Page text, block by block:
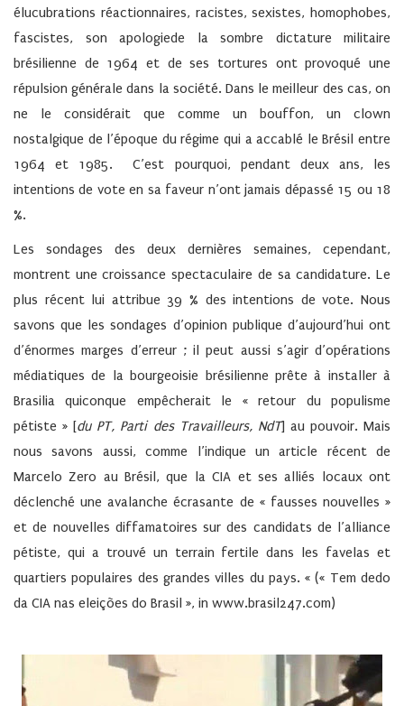
élucubrations réactionnaires, racistes, sexistes, homophobes,
fascistes, son apologiede la sombre dictature militaire
brésilienne de 1964 et de ses tortures ont provoqué une
répulsion générale dans la société. Dans le meilleur des cas, on
ne le considérait que comme un bouffon, un clown
nostalgique de l’époque du régime qui a accablé le Brésil entre
1964 et 1985. C’est pourquoi, pendant deux ans, les
intentions de vote en sa faveur n’ont jamais dépassé 15 ou 18
%.
Les sondages des deux dernières semaines, cependant,
montrent une croissance spectaculaire de sa candidature. Le
plus récent lui attribue 39 % des intentions de vote. Nous
savons que les sondages d’opinion publique d’aujourd’hui ont
d’énormes marges d’erreur ; il peut aussi s’agir d’opérations
médiatiques de la bourgeoisie brésilienne prête à installer à
Brasilia quiconque empêcherait le « retour du populisme
pétiste » [du PT, Parti des Travailleurs, NdT] au pouvoir. Mais
nous savons aussi, comme l’indique un article récent de
Marcelo Zero au Brésil, que la CIA et ses alliés locaux ont
déclenché une avalanche écrasante de « fausses nouvelles »
et de nouvelles diffamatoires sur des candidats de l’alliance
pétiste, qui a trouvé un terrain fertile dans les favelas et
quartiers populaires des grandes villes du pays. « (« Tem dedo
da CIA nas eleições do Brasil », in www.brasil247.com)